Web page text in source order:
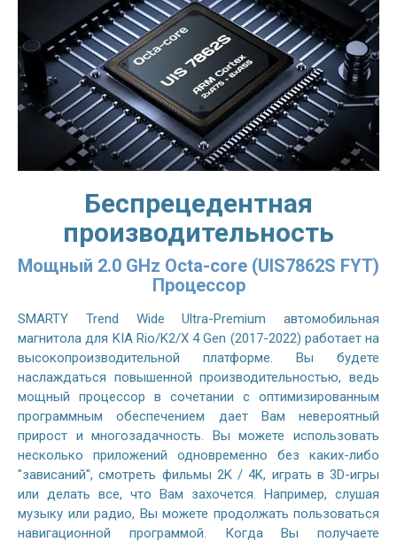
Беспрецедентная
производительность
Мощный 2.0 GHz Octa-core (UIS7862S FYT)
Процессор
SMARTY Trend Wide Ultra-Premium автомобильная
магнитола для KIA Rio/K2/X 4 Gen (2017-2022) работает на
высокопроизводительной платформе. Вы будете
наслаждаться повышенной производительностью, ведь
мощный процессор в сочетании с оптимизированным
программным обеспечением дает Вам невероятный
прирост и многозадачность. Вы можете использовать
несколько приложений одновременно без каких-либо
"зависаний", смотреть фильмы 2K / 4K, играть в 3D-игры
или делать все, что Вам захочется. Например, слушая
музыку или радио, Вы можете продолжать пользоваться
навигационной программой. Когда Вы получаете